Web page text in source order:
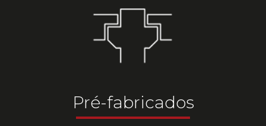
Pré-fabricados